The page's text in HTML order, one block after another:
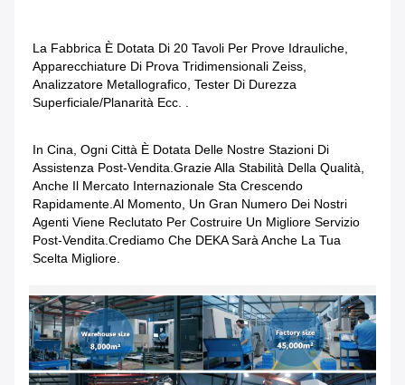
La Fabbrica È Dotata Di 20 Tavoli Per Prove Idrauliche,
Apparecchiature Di Prova Tridimensionali Zeiss,
Analizzatore Metallografico, Tester Di Durezza
Superficiale/planarità Ecc. .
In Cina, Ogni Città È Dotata Delle Nostre Stazioni Di
Assistenza Post-Vendita.Grazie Alla Stabilità Della Qualità,
Anche Il Mercato Internazionale Sta Crescendo
Rapidamente.Al Momento, Un Gran Numero Dei Nostri
Agenti Viene Reclutato Per Costruire Un Migliore Servizio
Post-Vendita.Crediamo Che DEKA Sarà Anche La Tua
Scelta Migliore.